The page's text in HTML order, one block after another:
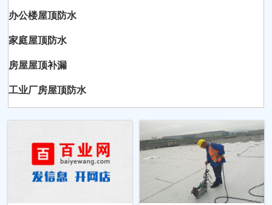
办公楼屋顶防水
家庭屋顶防水
房屋屋顶补漏
工业厂房屋顶防水